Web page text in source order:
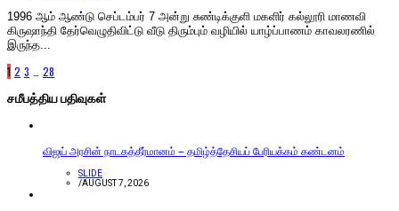
1996 ஆம் ஆண்டு செப்டம்பர் 7 அன்று சுண்டிக்குளி மகளிர் கல்லூரி மாணவி
கிருஷாந்தி தேர்வெழுதிவிட்டு வீடு திரும்பும் வழியில் யாழ்ப்பாணம் காவலரணில்
இருந்த...
1 2 3 … 28
சமீபத்திய பதிவுகள்
விஜய் அரசின் நாடகத்தீர்மானம் – தமிழ்த்தேசியப் பேரியக்கம் கண்டனம்
SLIDE
/AUGUST 7, 2026